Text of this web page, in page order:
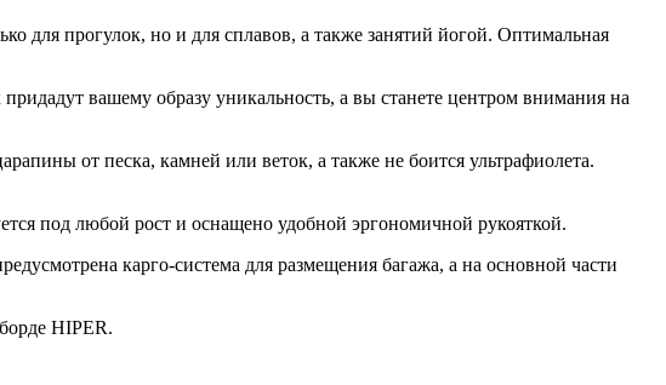
для прогулок, но и для сплавов, а также занятий йогой. Оптимальная
вашему образу уникальность, а вы станете центром внимания на
от песка, камней или веток, а также не боится ультрафиолета.
под любой рост и оснащено удобной эргономичной рукояткой.
карго-система для размещения багажа, а на основной части
HIPER.